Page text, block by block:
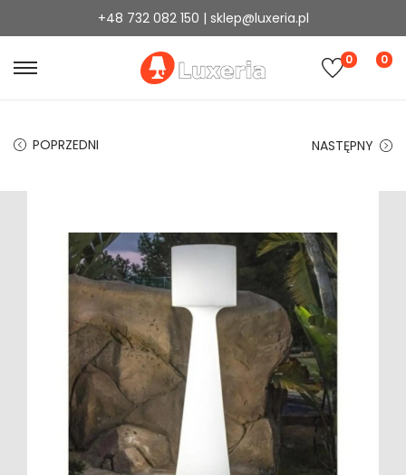
+48 732 082 150 | sklep@luxeria.pl
0 0
POPRZEDNI NASTĘPNY